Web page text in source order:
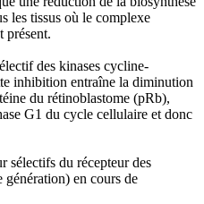
les tissus où le complexe
présent.
des kinases cycline-
inhibition entraîne la diminution
du rétinoblastome (pRb),
G1 du cycle cellulaire et donc
sélectifs du récepteur des
en cours de